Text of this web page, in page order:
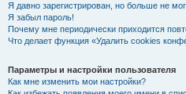
Я давно зарегистрирован, но больше не
Я забыл пароль!
Почему мне периодически приходится
Что делает функция «Удалить cookies
Параметры и настройки пользователя
Как мне изменить мои настройки?